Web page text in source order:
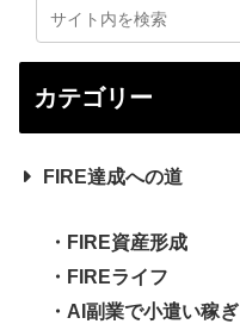
カテゴリー
FIRE達成への道
FIRE資産形成
FIREライフ
AI副業で小遣い稼ぎ